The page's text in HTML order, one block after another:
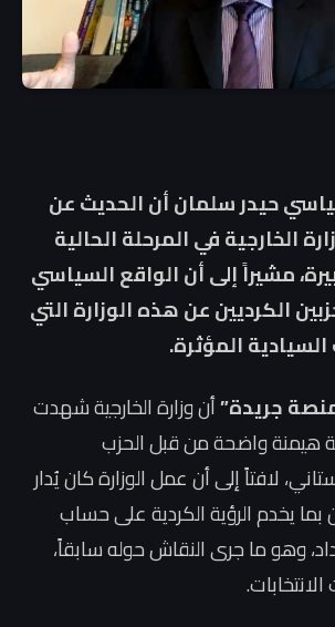
حيدر سلمان أن الحديث عن
الخارجية في المرحلة الحالية
مشيراً إلى أن الواقع السياسي
الكرديين عن هذه الوزارة التي
المؤثرة.
جريدة”أن وزارة الخارجية شهدت
هيمنة واضحة من قبل الحزب
لافتاً إلى أن عمل الوزارة كان يُدار
بما يخدم الرؤية الكردية على حساب
وهو ما جرى النقاش حوله سابقاً،